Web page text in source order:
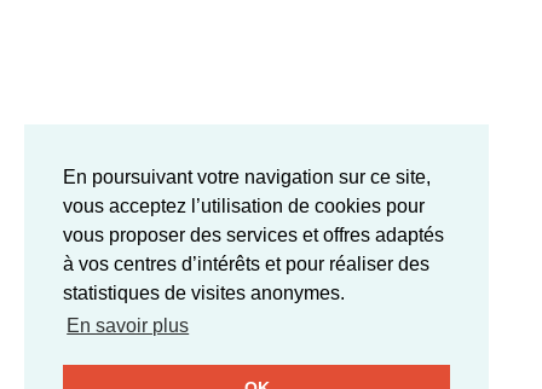
En poursuivant votre navigation sur ce site,
vous acceptez l’utilisation de cookies pour
vous proposer des services et offres adaptés
à vos centres d’intérêts et pour réaliser des
statistiques de visites anonymes.
En savoir plus